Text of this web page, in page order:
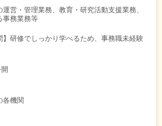
営・管理業務、教育・研究活動支援業務、
事務業務等
】研修でしっかり学べるため、事務職未経験
各機関